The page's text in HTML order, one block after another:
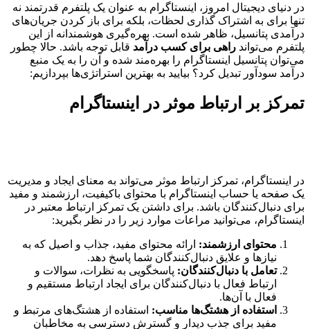
در دنیای دیجیتال امروز، اینستاگرام به عنوان یک پلتفرم قدرتمند نه
تنها برای به اشتراک گذاری لحظات، بلکه برای باز کردن جریان‌های
درآمدی پتانسیل، ظاهر شده است. بهره‌گیری هوشمندانه از این
پلتفرم می‌تواند راهی برای کسب درآمد قابل توجه باشد. حالا چطور
می‌توان پتانسیل اینستاگرام را بهره‌مند شده و آن را به یک منبع
درآمد سودآور تبدیل کرد؟ بیایید به بهترین استراتژی‌ها بپردازیم:
تمرکز بر ارتباط موثر در اینستاگرام
در اینستاگرام، تمرکز ارتباط موثر می‌تواند به معنای ایجاد و مدیریت
یک صفحه یا حساب اینستاگرام با محتوای باکیفیت، ارزشمند و مفید
برای دنبال‌کنندگان باشد. برای داشتن یک تمرکز ارتباط معتبر در
اینستاگرام، می‌توانید مراعات موارد زیر را در نظر بگیرید:
محتوای ارزشمند: ارائه محتوای مفید، جذاب و اصیل که به
نیازها و علایق دنبال‌کنندگان شما پاسخ دهد.
تعامل با دنبال‌کنندگان: پاسخگویی به نظرات، سوالات و
ارتباط فعال با دنبال‌کنندگان برای ایجاد ارتباط مستقیم و
فعال با آن‌ها.
استفاده از هشتگ‌ها مناسب: استفاده از هشتگ‌های مرتبط و
مفید برای جذب دیدار و گسترش دسترسی به مخاطبان